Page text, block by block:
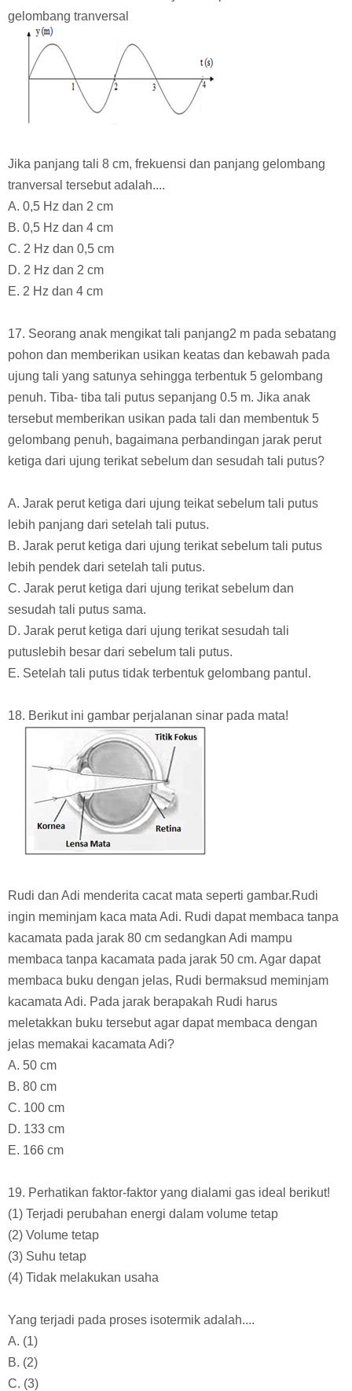
gelombang tranversal
Jika panjang tali 8 cm, frekuensi dan panjang gelombang
tranversal tersebut adalah....
A. 0,5 Hz dan 2 cm
B. 0,5 Hz dan 4 cm
C. 2 Hz dan 0,5 cm
D. 2 Hz dan 2 cm
E. 2 Hz dan 4 cm
17. Seorang anak mengikat tali panjang2 m pada sebatang
pohon dan memberikan usikan keatas dan kebawah pada
ujung tali yang satunya sehingga terbentuk 5 gelombang
penuh. Tiba- tiba tali putus sepanjang 0.5 m. Jika anak
tersebut memberikan usikan pada tali dan membentuk 5
gelombang penuh, bagaimana perbandingan jarak perut
ketiga dari ujung terikat sebelum dan sesudah tali putus?
A. Jarak perut ketiga dari ujung teikat sebelum tali putus
lebih panjang dari setelah tali putus.
B. Jarak perut ketiga dari ujung terikat sebelum tali putus
lebih pendek dari setelah tali putus.
C. Jarak perut ketiga dari ujung terikat sebelum dan
sesudah tali putus sama.
D. Jarak perut ketiga dari ujung terikat sesudah tali
putuslebih besar dari sebelum tali putus.
E. Setelah tali putus tidak terbentuk gelombang pantul.
18. Berikut ini gambar perjalanan sinar pada mata!
Rudi dan Adi menderita cacat mata seperti gambar.Rudi
ingin meminjam kaca mata Adi. Rudi dapat membaca tanpa
kacamata pada jarak 80 cm sedangkan Adi mampu
membaca tanpa kacamata pada jarak 50 cm. Agar dapat
membaca buku dengan jelas, Rudi bermaksud meminjam
kacamata Adi. Pada jarak berapakah Rudi harus
meletakkan buku tersebut agar dapat membaca dengan
jelas memakai kacamata Adi?
A. 50 cm
B. 80 cm
C. 100 cm
D. 133 cm
E. 166 cm
19. Perhatikan faktor-faktor yang dialami gas ideal berikut!
(1) Terjadi perubahan energi dalam volume tetap
(2) Volume tetap
(3) Suhu tetap
(4) Tidak melakukan usaha
Yang terjadi pada proses isotermik adalah....
A. (1)
B. (2)
C. (3)